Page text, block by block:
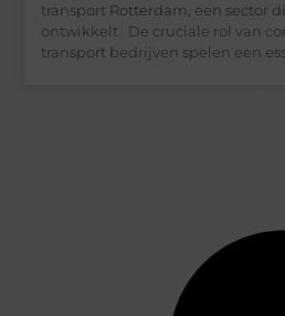
transport Rotterdam, een sector
ontwikkelt. De cruciale rol van
transport bedrijven spelen een